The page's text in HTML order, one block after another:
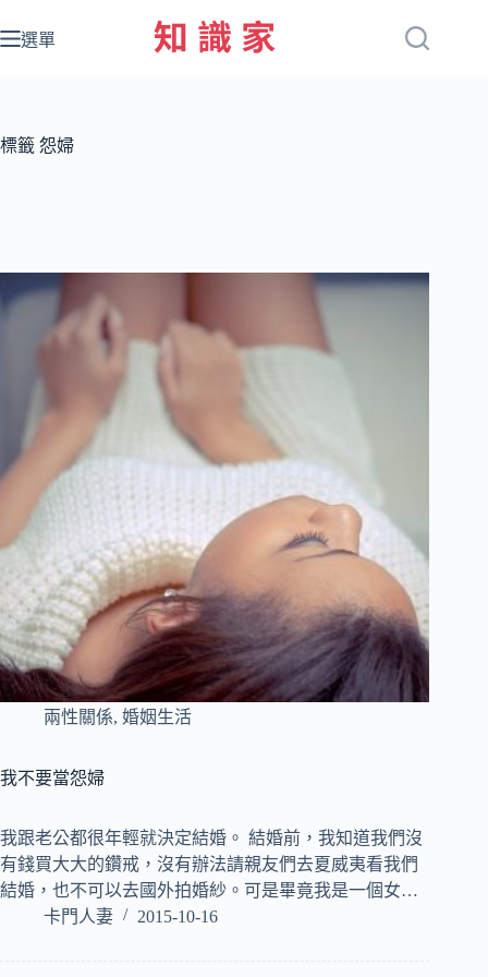
至
容
選單
標籤 怨婦
兩性關係, 婚姻生活
我不要當怨婦
我跟老公都很年輕就決定結婚。 結婚前，我知道我們沒
有錢買大大的鑽戒，沒有辦法請親友們去夏威夷看我們
結婚，也不可以去國外拍婚紗。可是畢竟我是一個女…
卡門人妻
2015-10-16